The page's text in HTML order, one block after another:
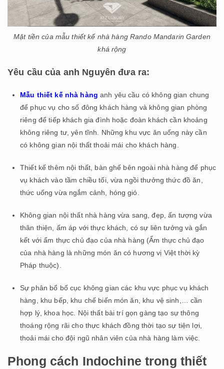
Mặt tiền của mẫu thiết kế nhà hàng Rando Mandarin Garden
khá rộng
Yêu cầu của anh Nguyên đưa ra:
Mẫu thiết kế nhà hàng anh yêu cầu có không gian chung
để phục vụ cho số đông khách hàng và không gian phòng
riêng để tiếp khách gia đình hoặc đoàn khách cần khoảng
không riêng tư, yên tĩnh. Những khu vực ăn uống này cần
có không gian nội thất thoải mái cho khách hàng.
Thiết kế thêm nội thất, bàn ghế bên ngoài nhà hàng để phục
vụ khách vào tầm chiều tối, vừa ngồi thưởng thức đồ ăn,
thức uống vừa ngắm cảnh, hóng gió.
Không gian nội thất nhà hàng vừa sang, đẹp, ấn tượng vừa
thân thiện, ấm áp với thực khách, có sự liên tưởng và gắn
kết với ẩm thực chủ đạo của nhà hàng (Ẩm thực chủ đạo
của nhà hàng là những món ăn có hương vị Việt thời kỳ
Pháp thuộc).
Sự phân bổ bố cục không gian các khu vực phục vụ khách
hàng, khu bếp, khu chế biến món ăn, khu vệ sinh,… cần
hợp lý, khoa học. Nội thất bài trí gọn gàng tạo sự thông
thoáng rộng rãi cho thực khách đồng thời tạo sự tiện lợi,
thoải mái cho đội ngũ nhân viên của nhà hàng làm việc.
Phong cách Indochine trong thiết